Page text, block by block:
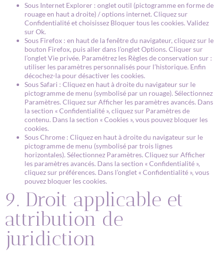
Sous Internet Explorer : onglet outil (pictogramme en forme de
rouage en haut a droite) / options internet. Cliquez sur
Confidentialité et choisissez Bloquer tous les cookies. Validez
sur Ok.
Sous Firefox : en haut de la fenêtre du navigateur, cliquez sur le
bouton Firefox, puis aller dans l’onglet Options. Cliquer sur
l’onglet Vie privée. Paramétrez les Règles de conservation sur :
utiliser les paramètres personnalisés pour l’historique. Enfin
décochez-la pour désactiver les cookies.
Sous Safari : Cliquez en haut à droite du navigateur sur le
pictogramme de menu (symbolisé par un rouage). Sélectionnez
Paramètres. Cliquez sur Afficher les paramètres avancés. Dans
la section « Confidentialité », cliquez sur Paramètres de
contenu. Dans la section « Cookies », vous pouvez bloquer les
cookies.
Sous Chrome : Cliquez en haut à droite du navigateur sur le
pictogramme de menu (symbolisé par trois lignes
horizontales). Sélectionnez Paramètres. Cliquez sur Afficher
les paramètres avancés. Dans la section « Confidentialité »,
cliquez sur préférences. Dans l’onglet « Confidentialité », vous
pouvez bloquer les cookies.
9. Droit applicable et
attribution de
juridiction